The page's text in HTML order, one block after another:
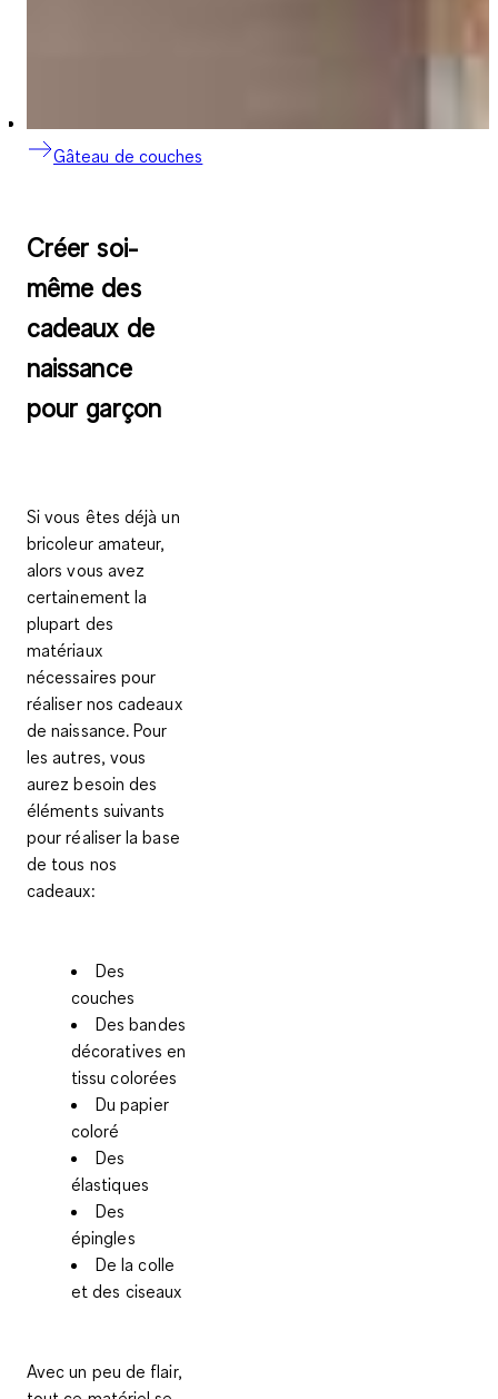
Gâteau de couches
Créer soi-
même des
cadeaux de
naissance
pour garçon
Si vous êtes déjà un
bricoleur amateur,
alors vous avez
certainement la
plupart des
matériaux
nécessaires pour
réaliser nos cadeaux
de naissance. Pour
les autres, vous
aurez besoin des
éléments suivants
pour réaliser la base
de tous nos
cadeaux:
Des
couches
Des bandes
décoratives en
tissu colorées
Du papier
coloré
Des
élastiques
Des
épingles
De la colle
et des ciseaux
Avec un peu de flair,